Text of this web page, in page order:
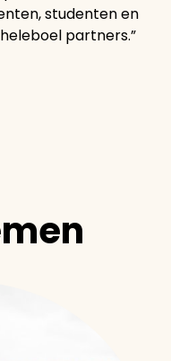
studenten en
partners.”